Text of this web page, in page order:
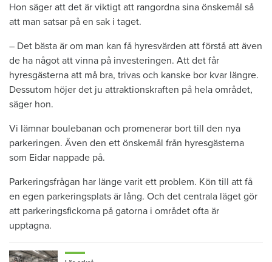
Hon säger att det är viktigt att rangordna sina önskemål så
att man satsar på en sak i taget.
– Det bästa är om man kan få hyresvärden att förstå att även
de ha något att vinna på investeringen. Att det får
hyresgästerna att må bra, trivas och kanske bor kvar längre.
Dessutom höjer det ju attraktionskraften på hela området,
säger hon.
Vi lämnar boulebanan och promenerar bort till den nya
parkeringen. Även den ett önskemål från hyresgästerna
som Eidar nappade på.
Parkeringsfrågan har länge varit ett problem. Kön till att få
en egen parkeringsplats är lång. Och det centrala läget gör
att parkeringsfickorna på gatorna i området ofta är
upptagna.